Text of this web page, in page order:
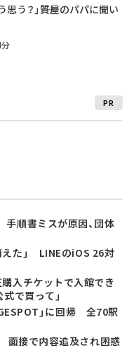
う？」――質屋のパパに聞い
PR
順書ミスが原因、団体
えた」 LINEのiOS 26対
入チケットで入館でき
で買って」
」に回帰 全70駅
面接で内容追及され困惑